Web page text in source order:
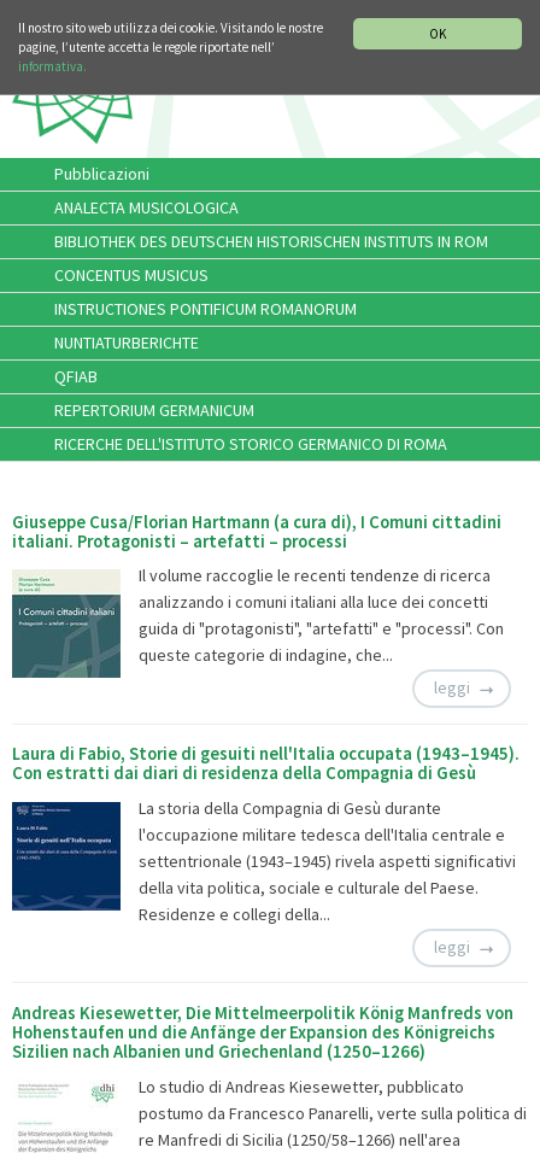
OK
Il nostro sito web utilizza dei cookie. Visitando le nostre
pagine, l’utente accetta le regole riportate nell’
informativa.
Pubblicazioni
ANALECTA MUSICOLOGICA
BIBLIOTHEK DES DEUTSCHEN HISTORISCHEN INSTITUTS IN ROM
CONCENTUS MUSICUS
INSTRUCTIONES PONTIFICUM ROMANORUM
NUNTIATURBERICHTE
QFIAB
REPERTORIUM GERMANICUM
RICERCHE DELL'ISTITUTO STORICO GERMANICO DI ROMA
Giuseppe Cusa/Florian Hartmann (a cura di), I Comuni cittadini
italiani. Protagonisti – artefatti – processi
Il volume raccoglie le recenti tendenze di ricerca
analizzando i comuni italiani alla luce dei concetti
guida di "protagonisti", "artefatti" e "processi". Con
queste categorie di indagine, che...
leggi
Laura di Fabio, Storie di gesuiti nell'Italia occupata (1943–1945).
Con estratti dai diari di residenza della Compagnia di Gesù
La storia della Compagnia di Gesù durante
l'occupazione militare tedesca dell'Italia centrale e
settentrionale (1943–1945) rivela aspetti significativi
della vita politica, sociale e culturale del Paese.
Residenze e collegi della...
leggi
Andreas Kiesewetter, Die Mittelmeerpolitik König Manfreds von
Hohenstaufen und die Anfänge der Expansion des Königreichs
Sizilien nach Albanien und Griechenland (1250–1266)
Lo studio di Andreas Kiesewetter, pubblicato
postumo da Francesco Panarelli, verte sulla politica di
re Manfredi di Sicilia (1250/58–1266) nell'area